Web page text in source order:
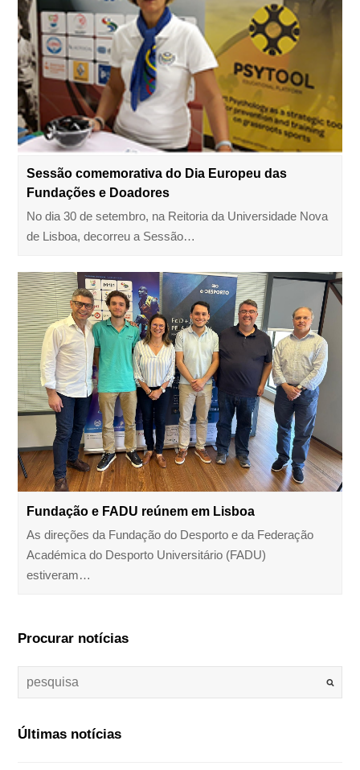
Sessão comemorativa do Dia Europeu das
Fundações e Doadores
No dia 30 de setembro, na Reitoria da Universidade Nova
de Lisboa, decorreu a Sessão…
Fundação e FADU reúnem em Lisboa
As direções da Fundação do Desporto e da Federação
Académica do Desporto Universitário (FADU)
estiveram…
Procurar notícias
Últimas notícias